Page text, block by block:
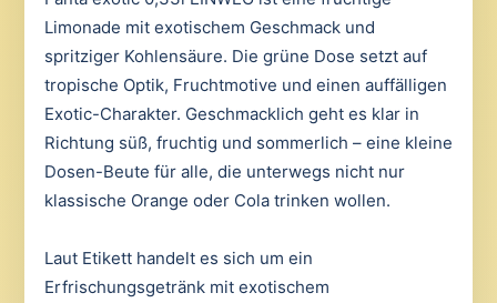
Limonade mit exotischem Geschmack und
spritziger Kohlensäure. Die grüne Dose setzt auf
tropische Optik, Fruchtmotive und einen auffälligen
Exotic-Charakter. Geschmacklich geht es klar in
Richtung süß, fruchtig und sommerlich – eine kleine
Dosen-Beute für alle, die unterwegs nicht nur
klassische Orange oder Cola trinken wollen.
Laut Etikett handelt es sich um ein
Erfrischungsgetränk mit exotischem